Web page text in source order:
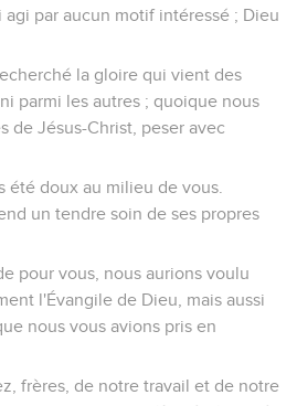
agi par aucun motif intéressé ; Dieu
la gloire qui vient des
parmi les autres ; quoique nous
de Jésus-Christ, peser avec
été doux au milieu de vous.
un tendre soin de ses propres
pour vous, nous aurions voulu
l'Évangile de Dieu, mais aussi
nous vous avions pris en
frères, de notre travail et de notre